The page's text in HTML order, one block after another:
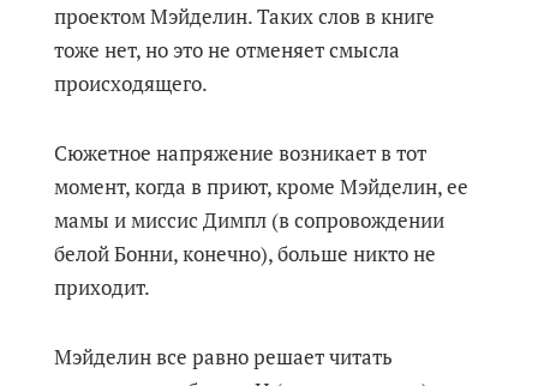
проектом Мэйделин. Таких слов в книге
тоже нет, но это не отменяет смысла
происходящего.
Сюжетное напряжение возникает в тот
момент, когда в приют, кроме Мэйделин, ее
мамы и миссис Димпл (в сопровождении
белой Бонни, конечно), больше никто не
приходит.
Мэйделин все равно решает читать